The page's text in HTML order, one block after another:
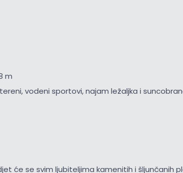
m
vodeni sportovi, najam ležaljka i
će se svim ljubiteljima kamenitih i šljunčanih